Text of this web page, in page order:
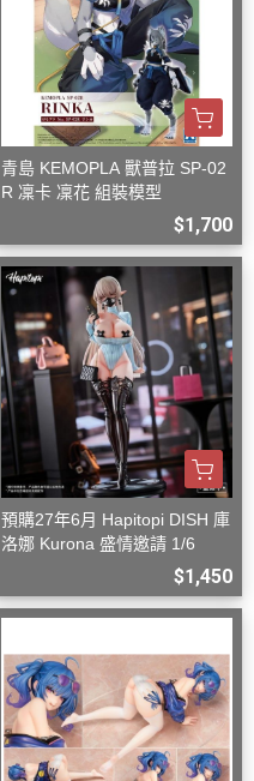
青島 KEMOPLA 獸普拉 SP-02
R 凜卡 凜花 組裝模型
$1,700
預購27年6月 Hapitopi DISH 庫
洛娜 Kurona 盛情邀請 1/6
$1,450